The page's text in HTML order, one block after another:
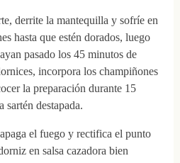
derrite la mantequilla y sofríe en
hasta que estén dorados, luego
pasado los 45 minutos de
incorpora los champiñones
la preparación durante 15
sartén destapada.
el fuego y rectifica el punto
en salsa cazadora bien